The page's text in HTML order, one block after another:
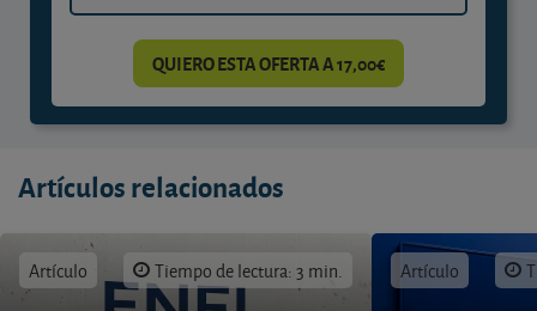
QUIERO ESTA OFERTA A 17,00€
Artículos relacionados
Artículo Tiempo de lectura: 3 min. Artículo